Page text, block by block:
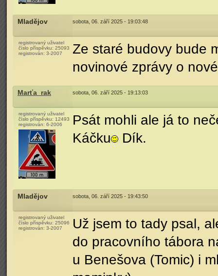
Mladějov sobota, 06. září 2025 - 19:03:48
registrovaný uživatel
číslo příspěvku: 25093
registrován: 3-2007
Ze staré budovy bude
novinové zprávy o
Marťa_rak sobota, 06. září 2025 - 19:13:03
registrovaný uživatel
číslo příspěvku: 12493
registrován: 6-2006
Psát mohli ale já to
Káčku
Dík.
Mladějov sobota, 06. září 2025 - 19:43:50
registrovaný uživatel
číslo příspěvku: 25096
registrován: 3-2007
Už jsem to tady psal,
do pracovního tábora
u Benešova (Tomic) i